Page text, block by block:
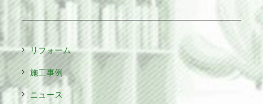
リフォーム
施工事例
ニュース